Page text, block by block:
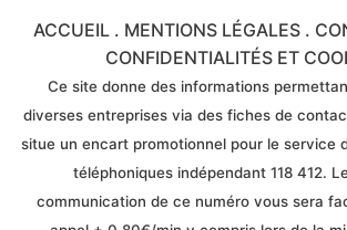
ACCUEIL. MENTIONS LÉGALES.
CONFIDENTIALITÉS ET
Ce site donne des informations
diverses entreprises via des fiches de
situe un encart promotionnel pour le service
téléphoniques indépendant 118 412.
communication de ce numéro vous sera